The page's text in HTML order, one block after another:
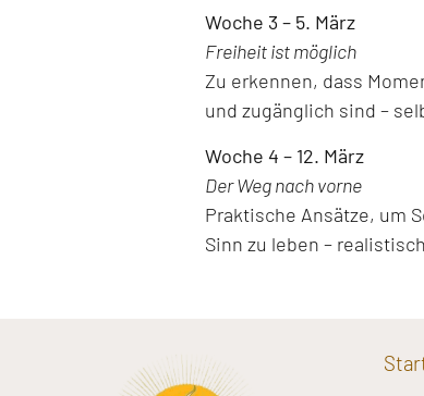
Woche 3 – 5. März
Freiheit ist möglich
Zu erkennen, dass
und zugänglich sind –
Woche 4 – 12. März
Der Weg nach vorne
Praktische Ansätze, um
Sinn zu leben –